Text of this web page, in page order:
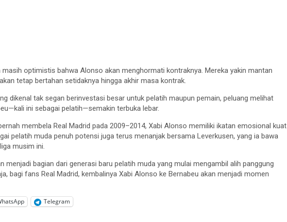
masih optimistis bahwa Alonso akan menghormati kontraknya. Mereka yakin mantan
tetap bertahan setidaknya hingga akhir masa kontrak.
dikenal tak segan berinvestasi besar untuk pelatih maupun pemain, peluang melihat
ini sebagai pelatih—semakin terbuka lebar.
membela Real Madrid pada 2009–2014, Xabi Alonso memiliki ikatan emosional kuat
pelatih muda penuh potensi juga terus menanjak bersama Leverkusen, yang ia bawa
musim ini.
menjadi bagian dari generasi baru pelatih muda yang mulai mengambil alih panggung
bagi fans Real Madrid, kembalinya Xabi Alonso ke Bernabeu akan menjadi momen
Telegram